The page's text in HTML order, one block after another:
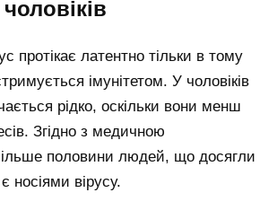
протікає латентно тільки в тому
імунітетом. У чоловіків
рідко, оскільки вони менш
Згідно з медичною
половини людей, що досягли
носіями вірусу.